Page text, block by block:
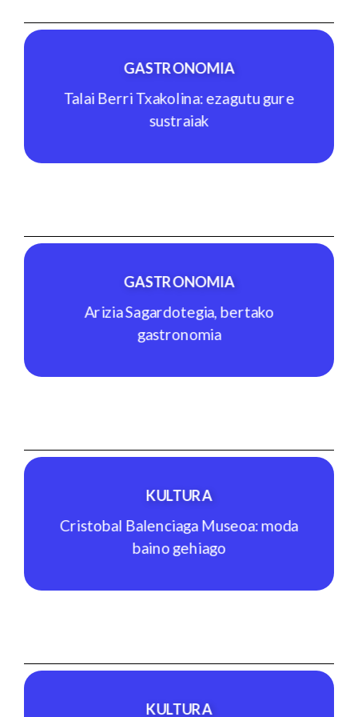
Indoor eskalada: kirol hutsa baino
Ikusi jarduera
GASTRONOMIA
Talai Berri Txakolina: ezagutu gure
sustraiak
Talai Berri Txakolina: ezagutu gure
Ikusi jarduera
GASTRONOMIA
Arizia Sagardotegia, bertako
gastronomia
Arizia Sagardotegia, bertako
Ikusi jarduera
KULTURA
Cristobal Balenciaga Museoa: moda
baino gehiago
Cristobal Balenciaga Museoa: moda
KULTURA